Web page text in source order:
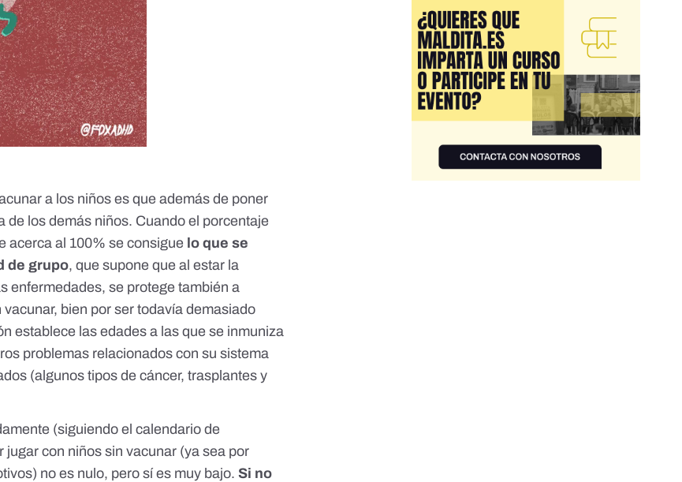
a los niños es que además de poner
de los demás niños. Cuando el porcentaje
acerca al 100% se consigue lo que se
de grupo, que supone que al estar la
enfermedades, se protege también a
bien por ser todavía demasiado
establece las edades a las que se inmuniza
problemas relacionados con su sistema
(algunos tipos de cáncer, trasplantes y
(siguiendo el calendario de
con niños sin vacunar (ya sea por
no es nulo, pero sí es muy bajo.Si no